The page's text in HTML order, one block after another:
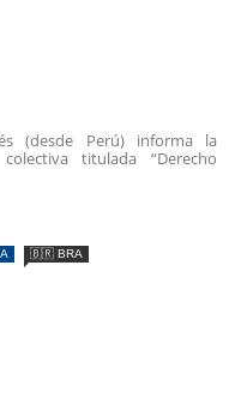
(desde Perú) informa la
titulada “Derecho
🇧🇷 BRA